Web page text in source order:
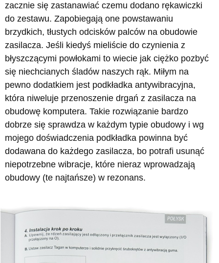
zacznie się zastanawiać czemu dodano rękawiczki
do zestawu. Zapobiegają one powstawaniu
brzydkich, tłustych odcisków palców na obudowie
zasilacza. Jeśli kiedyś mieliście do czynienia z
błyszczącymi powłokami to wiecie jak ciężko pozbyć
się niechcianych śladów naszych rąk. Miłym na
pewno dodatkiem jest podkładka antywibracyjna,
która niweluje przenoszenie drgań z zasilacza na
obudowę komputera. Takie rozwiązanie bardzo
dobrze się sprawdza w każdym typie obudowy i wg
mojego doświadczenia podkładka powinna być
dodawana do każdego zasilacza, bo potrafi usunąć
niepotrzebne wibracje, które nieraz wprowadzają
obudowy (te najtańsze) w rezonans.